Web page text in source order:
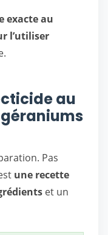
exacte au
l’utiliser
au
Pas
une recette
et un